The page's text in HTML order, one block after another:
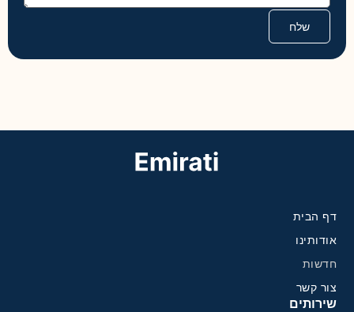
שירותים
דף הבית
אודותינו
חדשות
צור קשר